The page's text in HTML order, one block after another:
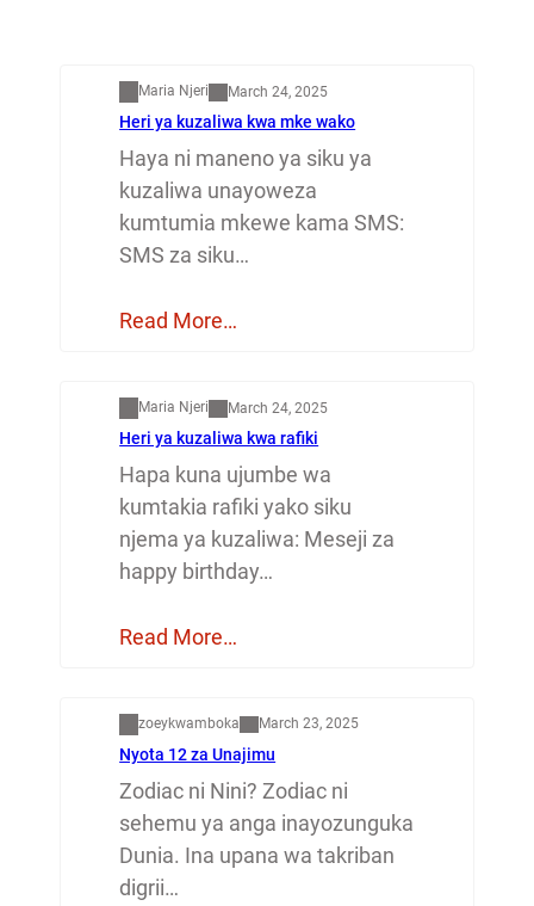
Maria Njeri March 24, 2025
Heri ya kuzaliwa kwa mke wako
Haya ni maneno ya siku ya
kuzaliwa unayoweza
kumtumia mkewe kama SMS:
SMS za siku…
Read More…
Maria Njeri March 24, 2025
Heri ya kuzaliwa kwa rafiki
Hapa kuna ujumbe wa
kumtakia rafiki yako siku
njema ya kuzaliwa: Meseji za
happy birthday…
Read More…
zoeykwamboka March 23, 2025
Nyota 12 za Unajimu
Zodiac ni Nini? Zodiac ni
sehemu ya anga inayozunguka
Dunia. Ina upana wa takriban
digrii…